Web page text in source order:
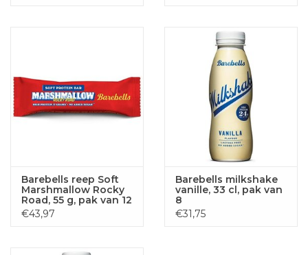
Barebells reep Soft
Marshmallow Rocky
Road, 55 g, pak van 12
stuks
€43,97
Barebells milkshake
vanille, 33 cl, pak van
8
€31,75